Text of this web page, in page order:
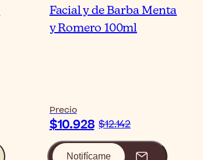
Facial y de Barba Menta
y Romero 100ml
Precio
$10.928 $12.142
Notifícame